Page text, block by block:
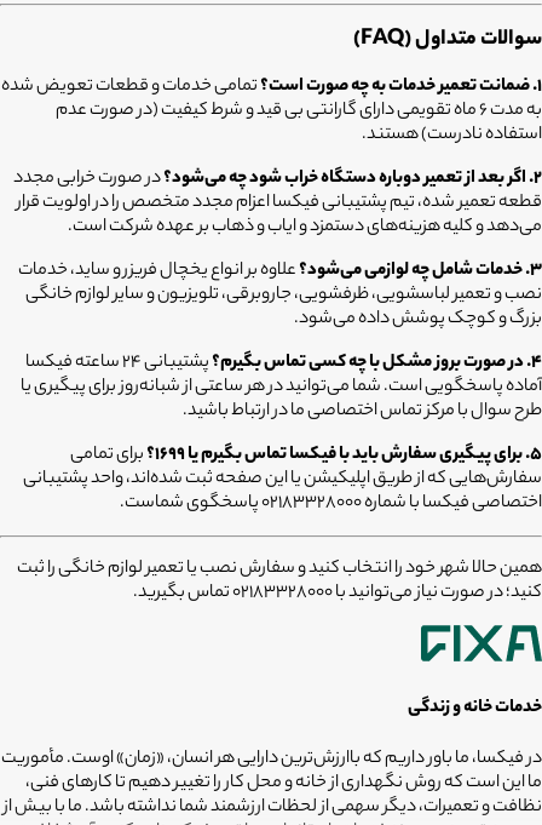
سوالات متداول (FAQ)
۱. ضمانت تعمیر خدمات به چه صورت است؟
تمامی خدمات و قطعات تعویض شده
به مدت ۶ ماه تقویمی دارای گارانتی بی قید و شرط کیفیت (در صورت عدم
استفاده نادرست) هستند.
۲. اگر بعد از تعمیر دوباره دستگاه خراب شود چه می‌شود؟
در صورت خرابی مجدد
قطعه تعمیر شده، تیم پشتیبانی فیکسا اعزام مجدد متخصص را در اولویت قرار
می‌دهد و کلیه هزینه‌های دستمزد و ایاب‌ و ذهاب بر عهده شرکت است.
۳. خدمات شامل چه لوازمی می‌شود؟
علاوه بر انواع یخچال فریزر و ساید، خدمات
نصب و تعمیر لباسشویی، ظرفشویی، جاروبرقی، تلویزیون و سایر لوازم خانگی
بزرگ و کوچک پوشش داده می‌شود.
۴. در صورت بروز مشکل با چه کسی تماس بگیرم؟
پشتیبانی ۲۴ ساعته فیکسا
آماده پاسخگویی است. شما می‌توانید در هر ساعتی از شبانه‌روز برای پیگیری یا
طرح سوال با مرکز تماس اختصاصی ما در ارتباط باشید.
۵. برای پیگیری سفارش باید با فیکسا تماس بگیرم یا ۱۶۹۹؟
برای تمامی
سفارش‌هایی که از طریق اپلیکیشن یا این صفحه ثبت شده‌اند، واحد پشتیبانی
اختصاصی فیکسا با شماره ۰۲۱۸۳۳۲۸۰۰۰ پاسخگوی شماست.
همین حالا شهر خود را انتخاب کنید و سفارش نصب یا تعمیر لوازم خانگی را ثبت
کنید؛ در صورت نیاز می‌توانید با 02183328000 تماس بگیرید.
خدمات خانه و زندگی
در فیکسا، ما باور داریم که باارزش‌ترین دارایی هر انسان، «زمان» اوست. مأموریت
ما این است که روش نگهداری از خانه و محل کار را تغییر دهیم تا کارهای فنی،
نظافت و تعمیرات، دیگر سهمی از لحظات ارزشمند شما نداشته باشد. ما با بیش از